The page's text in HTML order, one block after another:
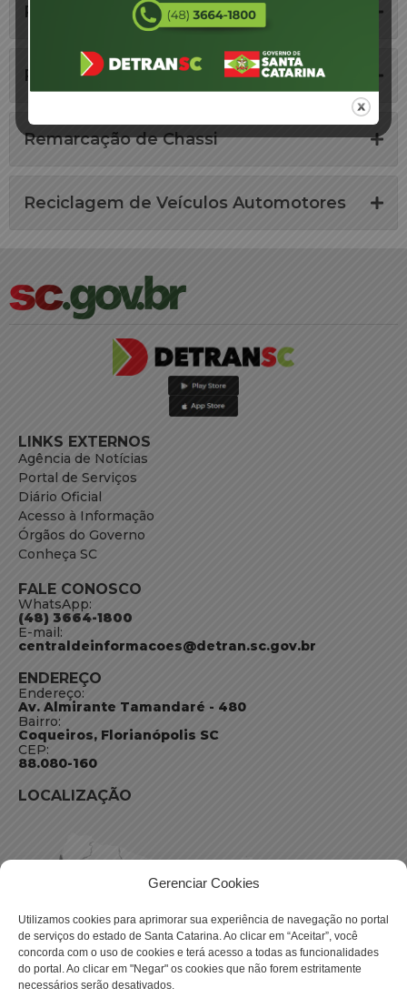
Gerenciar Cookies
Utilizamos cookies para aprimorar sua experiência de navegação no portal
de serviços do estado de Santa Catarina. Ao clicar em “Aceitar”, você
concorda com o uso de cookies e terá acesso a todas as funcionalidades
do portal. Ao clicar em "Negar" os cookies que não forem estritamente
necessários serão desativados.
Profissionais do Trânsito
Registradoras de Contrato
Remarcação de Chassi
Reciclagem de Veículos Automotores
LINKS EXTERNOS
Agência de Notícias
Portal de Serviços
Diário Oficial
Acesso à Informação
Órgãos do Governo
Conheça SC
FALE CONOSCO
WhatsApp:
(48) 3664-1800
E-mail:
centraldeinformacoes@detran.sc.gov.br
ENDEREÇO
Endereço:
Av. Almirante Tamandaré - 480
Bairro:
Coqueiros, Florianópolis SC
CEP:
88.080-160
LOCALIZAÇÃO